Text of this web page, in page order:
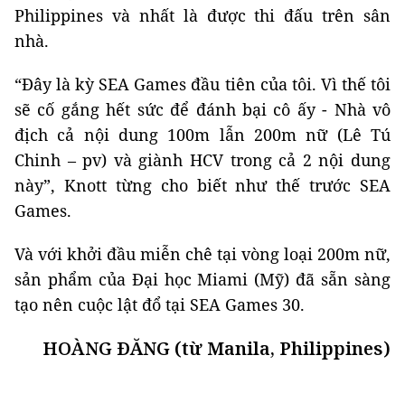
Philippines và nhất là được thi đấu trên sân
nhà.
“Đây là kỳ SEA Games đầu tiên của tôi. Vì thế tôi
sẽ cố gắng hết sức để đánh bại cô ấy - Nhà vô
địch cả nội dung 100m lẫn 200m nữ (Lê Tú
Chinh – pv) và giành HCV trong cả 2 nội dung
này”, Knott từng cho biết như thế trước SEA
Games.
Và với khởi đầu miễn chê tại vòng loại 200m nữ,
sản phẩm của Đại học Miami (Mỹ) đã sẵn sàng
tạo nên cuộc lật đổ tại SEA Games 30.
HOÀNG ĐĂNG (từ Manila, Philippines)